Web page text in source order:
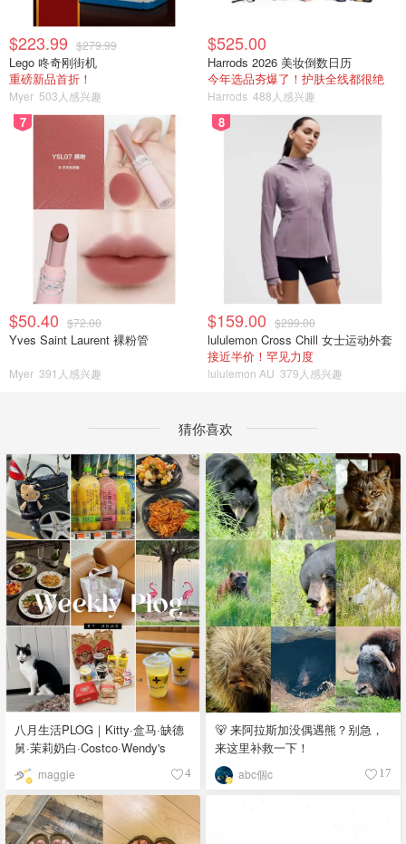
$223.99 $279.99
Lego 咚奇刚街机
重磅新品首折！
Myer 503人感兴趣
$525.00
Harrods 2026 美妆倒数日历
今年选品夯爆了！护肤全线都很绝
Harrods 488人感兴趣
7
$50.40 $72.00
Yves Saint Laurent 裸粉管
Myer 391人感兴趣
8
$159.00 $299.00
lululemon Cross Chill 女士运动外套
接近半价！罕见力度
lululemon AU 379人感兴趣
猜你喜欢
八月生活PLOG｜Kitty·盒马·缺德
舅·茉莉奶白·Costco·Wendy's
maggie 4
🐻 来阿拉斯加没偶遇熊？别急，
来这里补救一下！
abc個c 17